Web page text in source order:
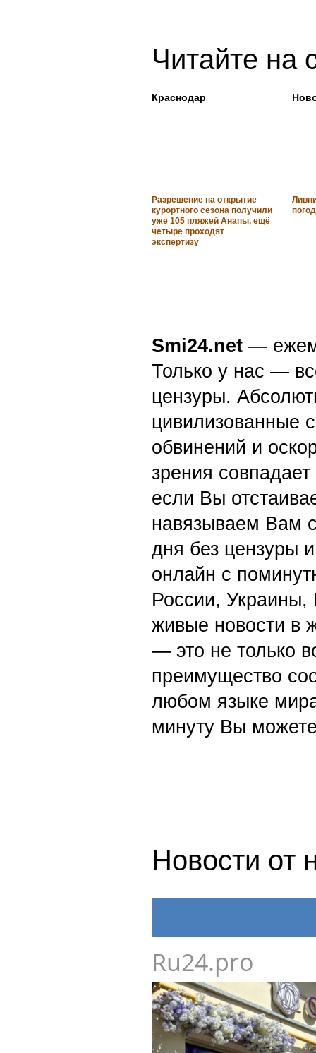
Читайте на
Краснодар
Разрешение на открытие
курортного сезона получили
уже 105 пляжей Анапы, ещё
четыре проходят
экспертизу
Smi24.net —
Только у нас —
цензуры.
цивилизованные
обвинений и
зрения
если Вы
навязываем Вам
дня без цензуры
онлайн с
России,
живые новости в
— это не только
преимущество
любом языке
минуту Вы
Новости от
Ru24.pro